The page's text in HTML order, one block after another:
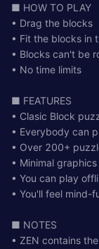
■ HOW TO PLAY
• Drag the blocks
• Fit the blocks in
• Blocks can't be
• No time limits
■ FEATURES
• Clasic Block
• Everybody can
• Over 200+
• Minimal
• You can play
• You'll feel mind-
■ NOTES
• ZEN contains